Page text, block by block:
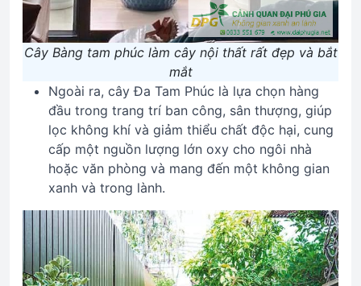
Cây Bàng tam phúc làm cây nội thất rất đẹp và bắt
mắt
Ngoài ra, cây Đa Tam Phúc là lựa chọn hàng
đầu trong trang trí ban công, sân thượng, giúp
lọc không khí và giảm thiểu chất độc hại, cung
cấp một nguồn lượng lớn oxy cho ngôi nhà
hoặc văn phòng và mang đến một không gian
xanh và trong lành.